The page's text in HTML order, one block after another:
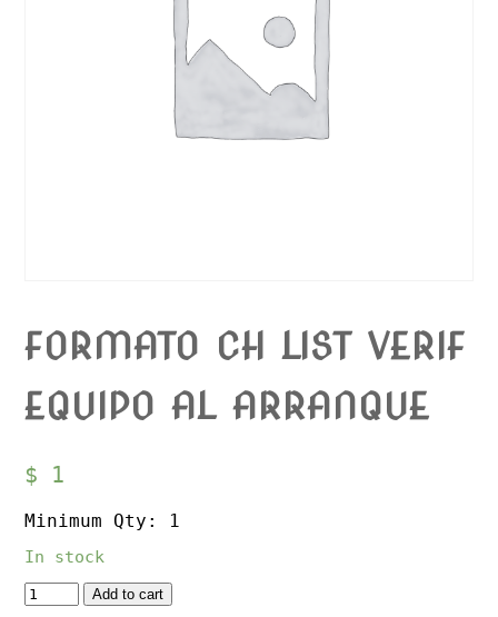
FORMATO CH LIST VERIF
EQUIPO AL ARRANQUE
$ 1
Minimum Qty: 1
In stock
QuantityAdd to cart